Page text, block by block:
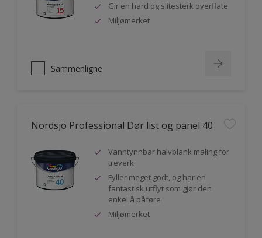
Gir en hard og slitesterk overflate
Miljømerket
Sammenligne
Nordsjö Professional Dør list og panel 40
Vanntynnbar halvblank maling for
treverk
Fyller meget godt, og har en
fantastisk utflyt som gjør den
enkel å påføre
Miljømerket